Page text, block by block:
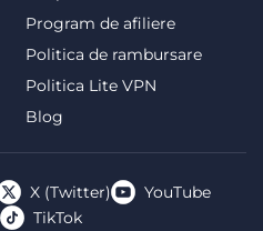
Program de afiliere
Politica de rambursare
Politica Lite VPN
Blog
X (Twitter)
YouTube
TikTok